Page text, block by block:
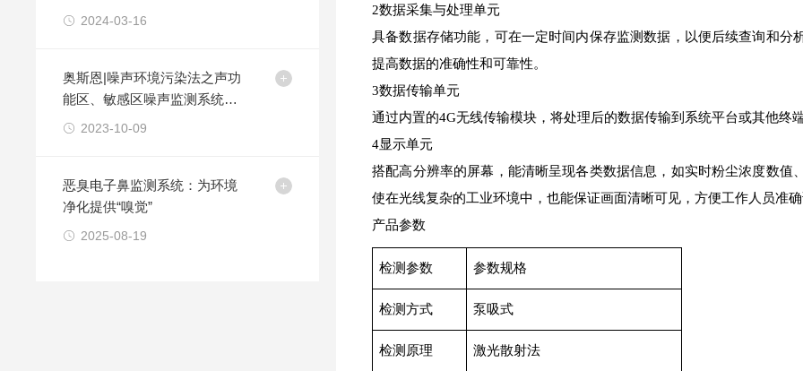
控标准体系建设
2024-03-16
奥斯恩|噪声环境污染法之声功
能区、敏感区噪声监测系统解
决方案2023-10-09
恶臭电子鼻监测系统：为环境
净化提供“嗅觉”
2025-08-19
2数据采集与处理单元
具备数据存储功能，可在一定时间内保存监测数据，以便后续查询和分
提高数据的准确性和可靠性。
3数据传输单元
通过内置的4G无线传输模块，将处理后的数据传输到系统平台或其他终
4显示单元
搭配高分辨率的屏幕，能清晰呈现各类数据信息，如实时粉尘浓度数值
使在光线复杂的工业环境中，也能保证画面清晰可见，方便工作人员准确
产品参数
检测参数 参数规格
检测方式 泵吸式
检测原理 激光散射法